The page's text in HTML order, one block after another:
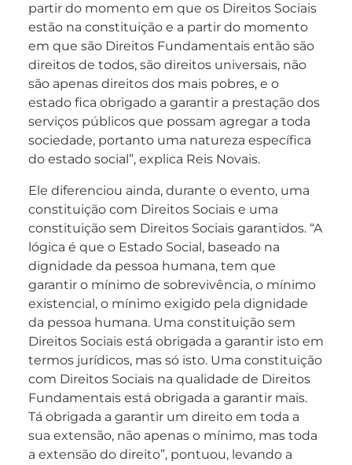
partir do momento em que os Direitos Sociais
estão na constituição e a partir do momento
em que são Direitos Fundamentais então são
direitos de todos, são direitos universais, não
são apenas direitos dos mais pobres, e o
estado fica obrigado a garantir a prestação dos
serviços públicos que possam agregar a toda
sociedade, portanto uma natureza específica
do estado social”, explica Reis Novais.
Ele diferenciou ainda, durante o evento, uma
constituição com Direitos Sociais e uma
constituição sem Direitos Sociais garantidos. “A
lógica é que o Estado Social, baseado na
dignidade da pessoa humana, tem que
garantir o mínimo de sobrevivência, o mínimo
existencial, o mínimo exigido pela dignidade
da pessoa humana. Uma constituição sem
Direitos Sociais está obrigada a garantir isto em
termos jurídicos, mas só isto. Uma constituição
com Direitos Sociais na qualidade de Direitos
Fundamentais está obrigada a garantir mais.
Tá obrigada a garantir um direito em toda a
sua extensão, não apenas o mínimo, mas toda
a extensão do direito”, pontuou, levando a